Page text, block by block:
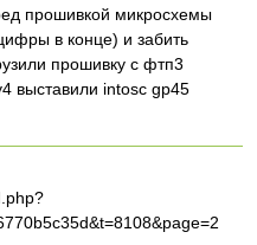
прошивкой микросхемы
в конце) и забить
прошивку с фтп3
выставили intosc gp45